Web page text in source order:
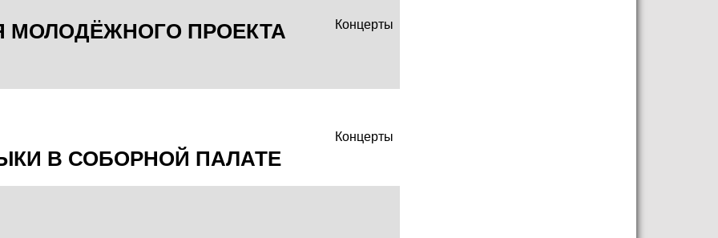
МОЛОДЁЖНОГО ПРОЕКТА
Концерты
В СОБОРНОЙ ПАЛАТЕ
Концерты